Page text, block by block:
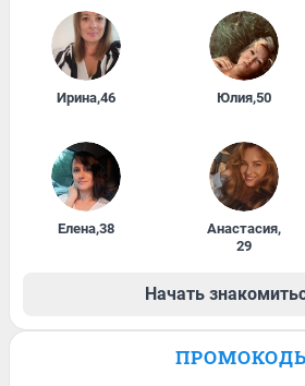
Ирина,46 Юлия,50
Елена,38 Анастасия,
29
Начать